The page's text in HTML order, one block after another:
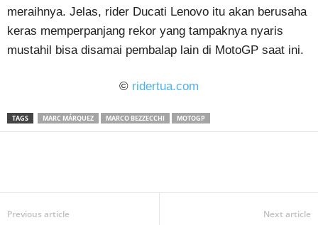
meraihnya. Jelas, rider Ducati Lenovo itu akan berusaha
keras memperpanjang rekor yang tampaknya nyaris
mustahil bisa disamai pembalap lain di MotoGP saat ini.
© ridertua.com
TAGS MARC MÁRQUEZ MARCO BEZZECCHI MOTOGP
Previous article Next article